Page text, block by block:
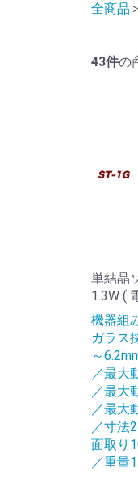
全商品
43件の
単結晶
1.3W (
機器組
ガラス
～
／最大
／最大
／最大
／寸法
面取り
／重量